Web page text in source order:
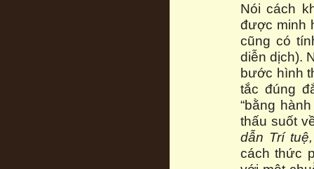
Nói cách
được minh
cũng có
diễn dịch).
bước hình
tắc đúng
“bằng
thấu suốt
dẫn Trí
cách thức